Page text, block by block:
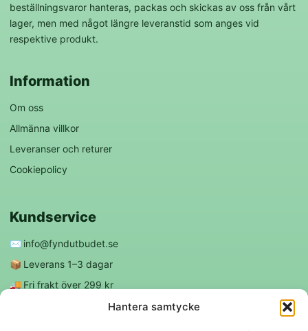
Hantera samtycke
beställningsvaror hanteras, packas och skickas av oss från vårt
lager, men med något längre leveranstid som anges vid
respektive produkt.
Information
Om oss
Allmänna villkor
Leveranser och returer
Cookiepolicy
Kundservice
✉️ info@fyndutbudet.se
📦 Leverans 1–3 dagar
🚚 Fri frakt över 299 kr